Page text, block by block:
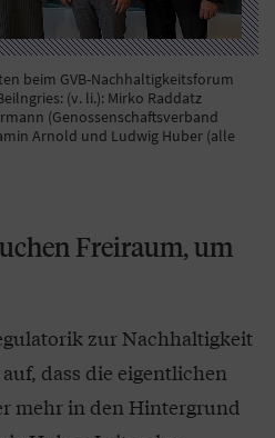
beim GVB-Nachhaltigkeitsforum
(v. li.): Mirko Raddatz
(Genossenschaftsverband
Arnold und Ludwig Huber (alle
Freiraum, um
zur Nachhaltigkeit
dass die eigentlichen
mehr in den Hintergrund